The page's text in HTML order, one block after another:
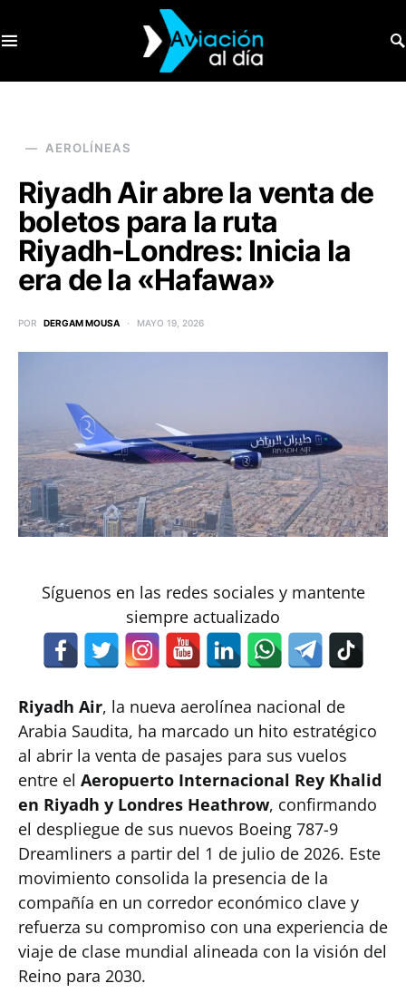
AEROLÍNEAS
Riyadh Air abre la venta de
boletos para la ruta
Riyadh-Londres: Inicia la
era de la «Hafawa»
POR DERGAM MOUSA MAYO 19, 2026
Síguenos en las redes sociales y mantente
siempre actualizado
Riyadh Air, la nueva aerolínea nacional de
Arabia Saudita, ha marcado un hito estratégico
al abrir la venta de pasajes para sus vuelos
entre el Aeropuerto Internacional Rey Khalid
en Riyadh y Londres Heathrow, confirmando
el despliegue de sus nuevos Boeing 787-9
Dreamliners a partir del 1 de julio de 2026. Este
movimiento consolida la presencia de la
compañía en un corredor económico clave y
refuerza su compromiso con una experiencia de
viaje de clase mundial alineada con la visión del
Reino para 2030.